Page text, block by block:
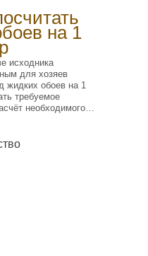
на 1
исходника
для хозяев
жидких обоев на 1
требуемое
необходимого…